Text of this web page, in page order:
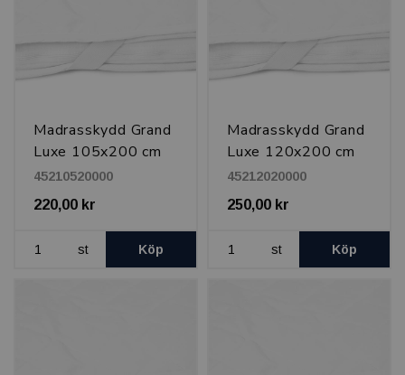
Madrasskydd Grand
Luxe 105x200 cm
45210520000
220,00 kr
st Köp
Madrasskydd Grand
Luxe 120x200 cm
45212020000
250,00 kr
st Köp